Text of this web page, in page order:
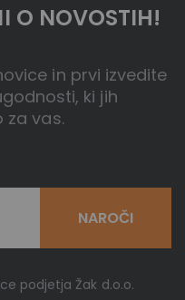
O NOVOSTIH!
in prvi izvedite
ki jih
za vas.
podjetja Žak d.o.o.
NAROČI